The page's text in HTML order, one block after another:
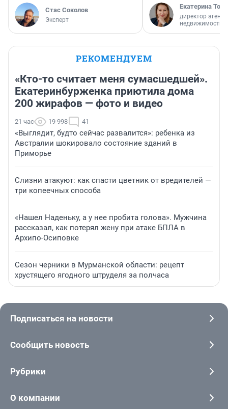
Стас Соколов
Эксперт
Екатерина
директор
недвижимости
РЕКОМЕНДУЕМ
«Кто-то считает меня сумасшедшей».
Екатеринбурженка приютила дома
200 жирафов — фото и видео
21 час 19 998 41
«Выглядит, будто сейчас развалится»: ребенка из
Австралии шокировало состояние зданий в
Приморье
Слизни атакуют: как спасти цветник от вредителей —
три копеечных способа
«Нашел Наденьку, а у нее пробита голова». Мужчина
рассказал, как потерял жену при атаке БПЛА в
Архипо-Осиповке
Сезон черники в Мурманской области: рецепт
хрустящего ягодного штруделя за полчаса
Подписаться на новости
Сообщить новость
Рубрики
О компании